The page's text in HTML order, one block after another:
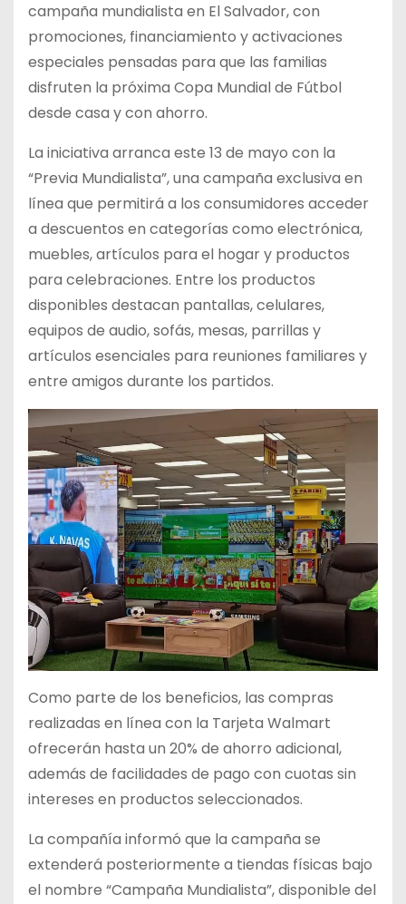
campaña mundialista en El Salvador, con
promociones, financiamiento y activaciones
especiales pensadas para que las familias
disfruten la próxima Copa Mundial de Fútbol
desde casa y con ahorro.
La iniciativa arranca este 13 de mayo con la
“Previa Mundialista”, una campaña exclusiva en
línea que permitirá a los consumidores acceder
a descuentos en categorías como electrónica,
muebles, artículos para el hogar y productos
para celebraciones. Entre los productos
disponibles destacan pantallas, celulares,
equipos de audio, sofás, mesas, parrillas y
artículos esenciales para reuniones familiares y
entre amigos durante los partidos.
Como parte de los beneficios, las compras
realizadas en línea con la Tarjeta Walmart
ofrecerán hasta un 20% de ahorro adicional,
además de facilidades de pago con cuotas sin
intereses en productos seleccionados.
La compañía informó que la campaña se
extenderá posteriormente a tiendas físicas bajo
el nombre “Campaña Mundialista”, disponible del